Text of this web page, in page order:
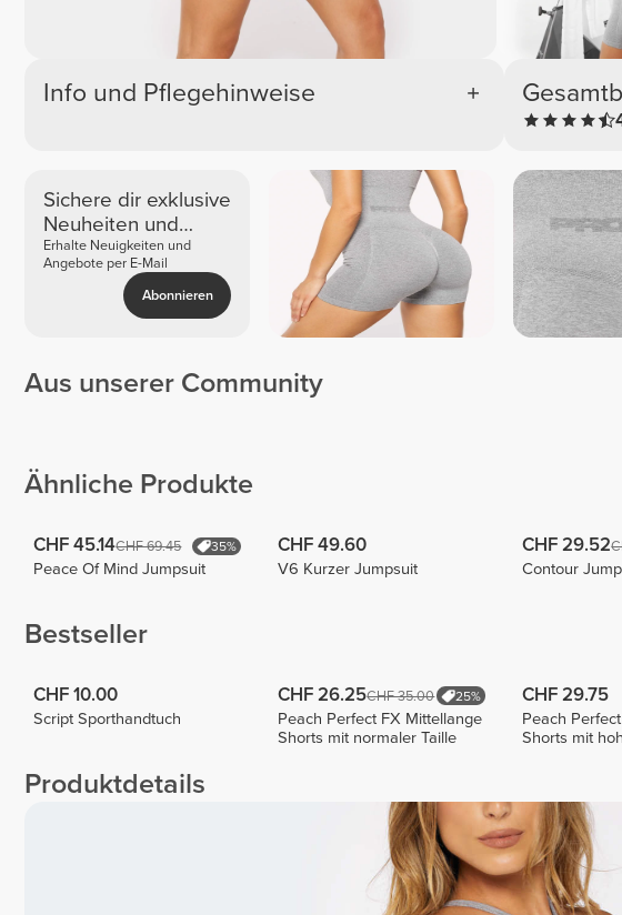
Info und Pflegehinweise
Sichere dir exklusive
Neuheiten und
Angebote
Erhalte Neuigkeiten und
Angebote per E-Mail
Abonnieren
Aus unserer Community
Ähnliche Produkte
CHF 45.14CHF 69.45 35%
Peace Of Mind Jumpsuit
CHF 49.60
V6 Kurzer Jumpsuit
CHF 29.52
Contour
Bestseller
CHF 10.00
Script Sporthandtuch
CHF 26.25CHF 35.00 25%
Peach Perfect FX Mittellange
Shorts mit normaler Taille
CHF 29.75
Peach
Shorts mit
Produktdetails